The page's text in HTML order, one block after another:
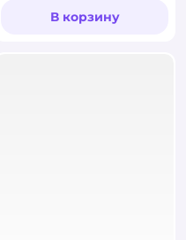
В корзину